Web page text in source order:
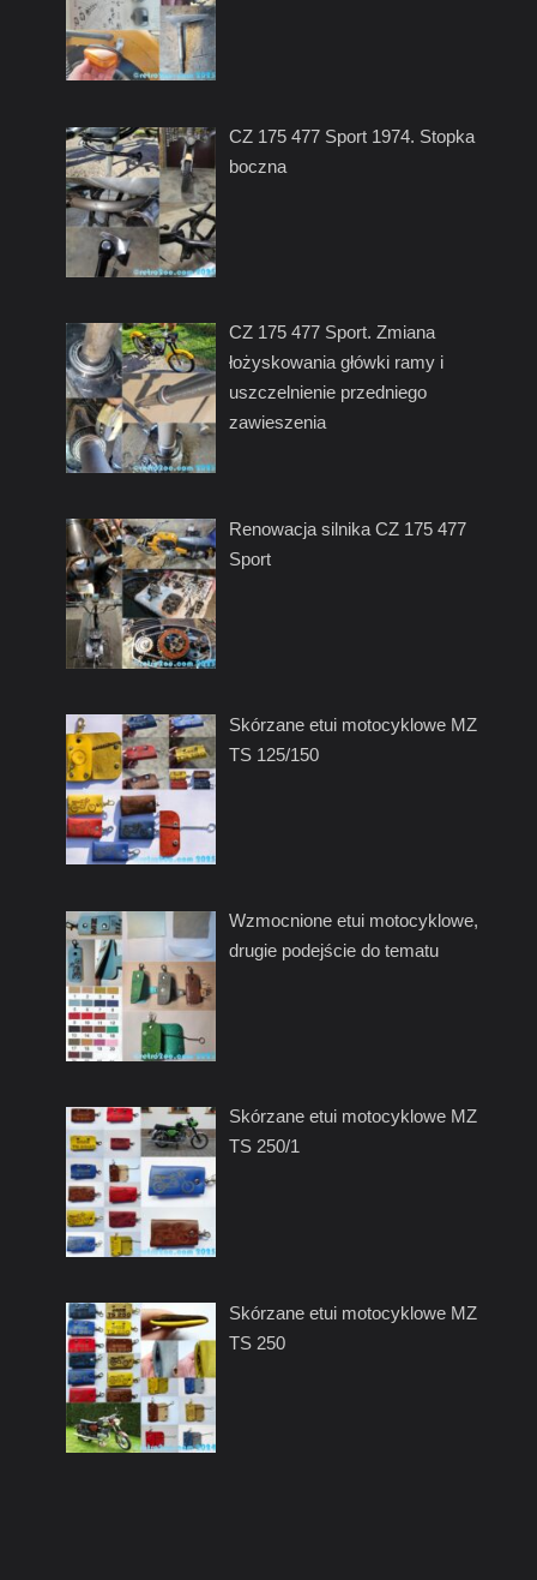
CZ 175 477 Sport 1974. Stopka
boczna
CZ 175 477 Sport. Zmiana
łożyskowania główki ramy i
uszczelnienie przedniego
zawieszenia
Renowacja silnika CZ 175 477
Sport
Skórzane etui motocyklowe MZ
TS 125/150
Wzmocnione etui motocyklowe,
drugie podejście do tematu
Skórzane etui motocyklowe MZ
TS 250/1
Skórzane etui motocyklowe MZ
TS 250